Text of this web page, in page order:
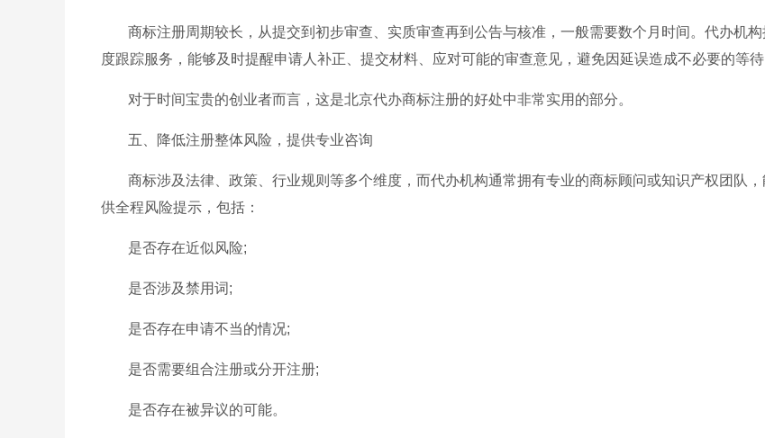
商标注册周期较长，从提交到初步审查、实质审查再到公告与核准，一般需要数个月时间。代办机
度跟踪服务，能够及时提醒申请人补正、提交材料、应对可能的审查意见，避免因延误造成不必要的等待
对于时间宝贵的创业者而言，这是北京代办商标注册的好处中非常实用的部分。
五、降低注册整体风险，提供专业咨询
商标涉及法律、政策、行业规则等多个维度，而代办机构通常拥有专业的商标顾问或知识产权团队，
供全程风险提示，包括：
是否存在近似风险;
是否涉及禁用词;
是否存在申请不当的情况;
是否需要组合注册或分开注册;
是否存在被异议的可能。